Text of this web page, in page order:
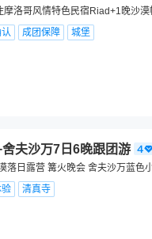
洛哥风情特色民宿Riad+1晚沙漠
成团保障 城堡
夫沙万7日6晚跟团游
日露营 篝火晚会 舍夫沙万蓝色
验
清真寺